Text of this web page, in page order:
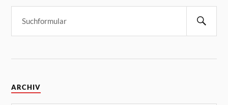
ARCHIV